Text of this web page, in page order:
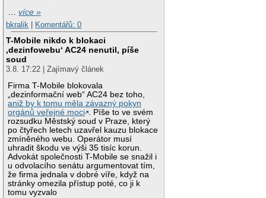
…více »
bkralik
Komentářů: 0
T-Mobile nikdo k blokaci
‚dezinfowebu‘ AC24 nenutil, píše
soud
3.8. 17:22 | Zajímavý článek
Firma T-Mobile blokovala
„dezinformační web“ AC24 bez toho,
aniž by k tomu měla závazný pokyn
orgánů veřejné moci . Píše to ve svém
rozsudku Městský soud v Praze, který
po čtyřech letech uzavřel kauzu blokace
zmíněného webu. Operátor musí
uhradit škodu ve výši 35 tisíc korun.
Advokát společnosti T-Mobile se snažil i
u odvolacího senátu argumentovat tím,
že firma jednala v dobré víře, když na
stránky omezila přístup poté, co ji k
tomu vyzvalo